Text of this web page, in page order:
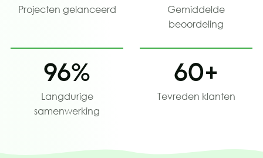
Projecten gelanceerd
Gemiddelde
beoordeling
96%
Langdurige
samenwerking
60+
Tevreden klanten